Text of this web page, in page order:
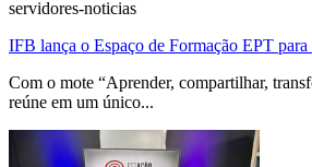
servidores-noticias
IFB lança o Espaço de Formação EPT para
Com o mote “Aprender, compartilhar,
reúne em um único...